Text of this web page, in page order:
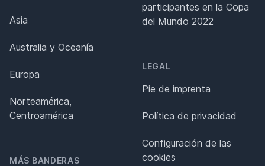
Asia
Australia y Oceanía
Europa
Norteamérica,
Centroamérica
MÁS BANDERAS
participantes en la Copa
del Mundo 2022
LEGAL
Pie de imprenta
Política de privacidad
Configuración de las
cookies